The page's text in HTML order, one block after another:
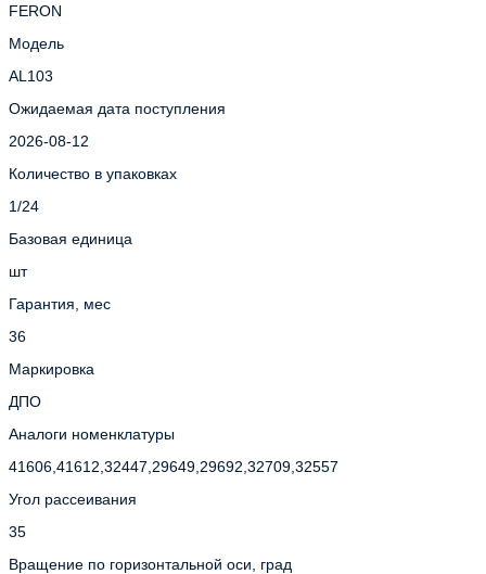
FERON
Модель
AL103
Ожидаемая дата поступления
2026-08-12
Количество в упаковках
1/24
Базовая единица
шт
Гарантия, мес
36
Маркировка
ДПО
Аналоги номенклатуры
41606,41612,32447,29649,29692,32709,32557
Угол рассеивания
35
Вращение по горизонтальной оси, град